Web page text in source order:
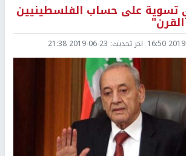
تسوية على حساب الفلسطينيين
2019- اخر تحديث: 2019-06-23 21:38